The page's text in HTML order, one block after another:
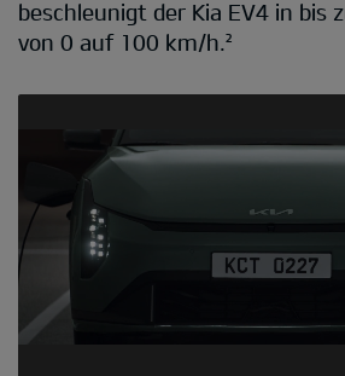
beschleunigt der Kia EV4 in bis
von 0 auf 100 km/h.²